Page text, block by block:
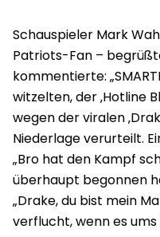
Schauspieler Mark
Patriots-Fan –
kommentierte:
witzelten, der ‚Hotline
wegen der viralen
Niederlage verurteilt.
„Bro hat den Kampf
überhaupt begonnen
„Drake, du bist mein
verflucht, wenn es